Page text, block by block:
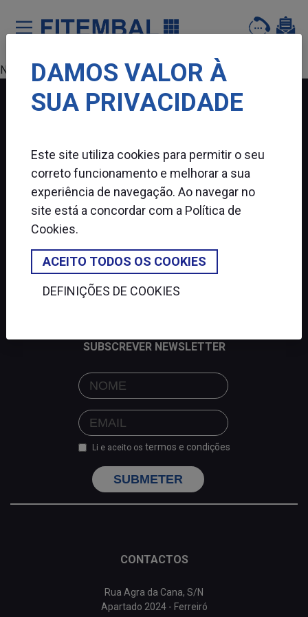
Saltar para o conteï¿½do principal da pï¿½gina
Nenhum produto encontrado.
SIGA-NOS
SUBSCREVER NEWSLETTER
Li e aceito os termos e condições
SUBMETER
CONTACTOS
Rua Agra da Cana, S/N
Apartado 2024 - Ferreiró
DAMOS VALOR À
SUA PRIVACIDADE
Este site utiliza cookies para permitir o seu
correto funcionamento e melhorar a sua
experiência de navegação. Ao navegar no
site está a concordar com a Política de
Cookies.
ACEITO TODOS OS COOKIES
DEFINIÇÕES DE COOKIES